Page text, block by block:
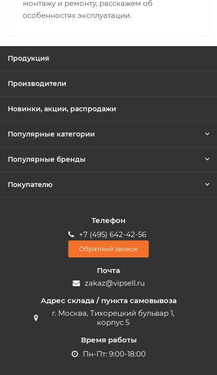
монтажу и ремонту, расскажем об
особенностях эксплуатации.
Продукция
Производители
Новинки, акции, распродажи
Популярные категории
Популярные бренды
Покупателю
Телефон
+7 (495) 642-42-56
Обратный звонок
Почта
zakaz@vipsell.ru
Адрес склада / пункта самовывоза
г. Москва, Тихорецкий бульвар 1,
корпус 5
Время работы
Пн-Пт: 9:00-18:00